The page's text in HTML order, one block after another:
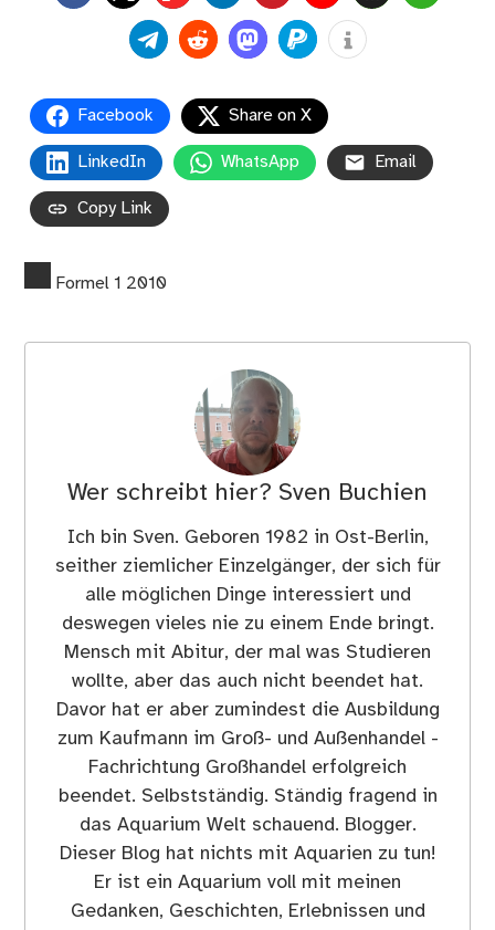
Facebook Share on X
LinkedIn WhatsApp Email
Copy Link
Formel 1 2010
Wer schreibt hier? Sven Buchien
Ich bin Sven. Geboren 1982 in Ost-Berlin,
seither ziemlicher Einzelgänger, der sich für
alle möglichen Dinge interessiert und
deswegen vieles nie zu einem Ende bringt.
Mensch mit Abitur, der mal was Studieren
wollte, aber das auch nicht beendet hat.
Davor hat er aber zumindest die Ausbildung
zum Kaufmann im Groß- und Außenhandel -
Fachrichtung Großhandel erfolgreich
beendet. Selbstständig. Ständig fragend in
das Aquarium Welt schauend. Blogger.
Dieser Blog hat nichts mit Aquarien zu tun!
Er ist ein Aquarium voll mit meinen
Gedanken, Geschichten, Erlebnissen und